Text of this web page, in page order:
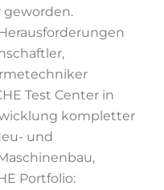
Test Center in
kompletter
und
Portfolio: